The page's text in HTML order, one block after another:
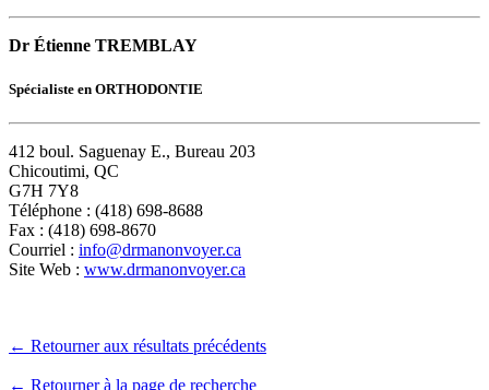
Dr Étienne TREMBLAY
Spécialiste en ORTHODONTIE
412 boul. Saguenay E., Bureau 203
Chicoutimi, QC
G7H 7Y8
Téléphone : (418) 698-8688
Fax : (418) 698-8670
Courriel : info@drmanonvoyer.ca
Site Web : www.drmanonvoyer.ca
← Retourner aux résultats précédents
← Retourner à la page de recherche